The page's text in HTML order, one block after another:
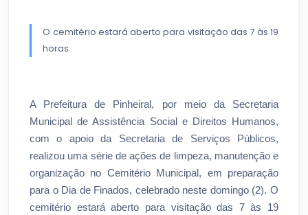
O cemitério estará aberto para visitação das 7 às 19
horas
A Prefeitura de Pinheiral, por meio da Secretaria
Municipal de Assistência Social e Direitos Humanos,
com o apoio da Secretaria de Serviços Públicos,
realizou uma série de ações de limpeza, manutenção e
organização no Cemitério Municipal, em preparação
para o Dia de Finados, celebrado neste domingo (2). O
cemitério estará aberto para visitação das 7 às 19